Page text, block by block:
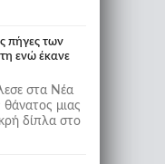
πήγες των
ενώ έκανε
στα Νέα
θάνατος μιας
δίπλα στο